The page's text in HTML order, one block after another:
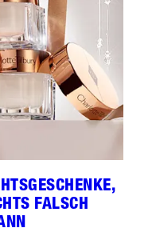
FALSCH